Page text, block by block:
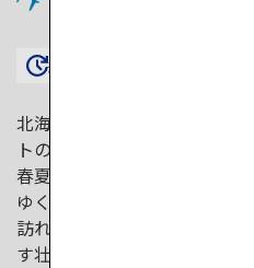
約1時間35分〜
北海道は、四季折々の美し
トの宝庫。
春夏はもちろん、秋には紅
ゆく雪景色が楽しめます。
訪れるたびに異なる表情を
す壮大な風景を味わいに来ま